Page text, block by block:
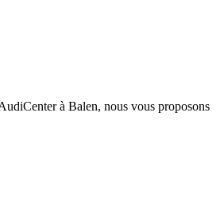
à Balen, nous vous proposons